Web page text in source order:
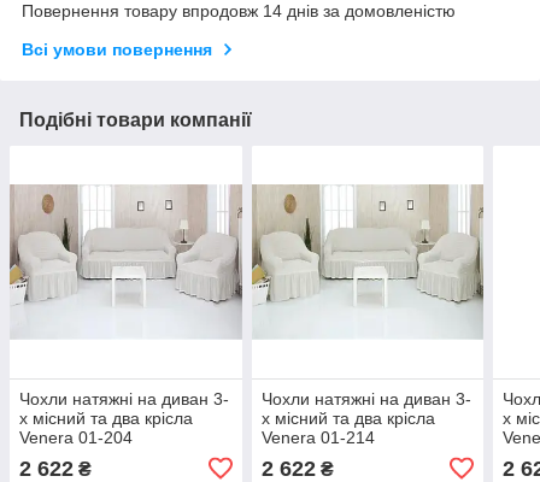
Повернення товару впродовж 14 днів за домовленістю
Всі умови повернення
Подібні товари компанії
Чохли натяжні на диван 3-
х місний та два крісла
Venera 01-204
(універсальні) Молочний
2 622 ₴
Чохли натяжні на диван 3-
х місний та два крісла
Venera 01-214
2 622₴
х
2